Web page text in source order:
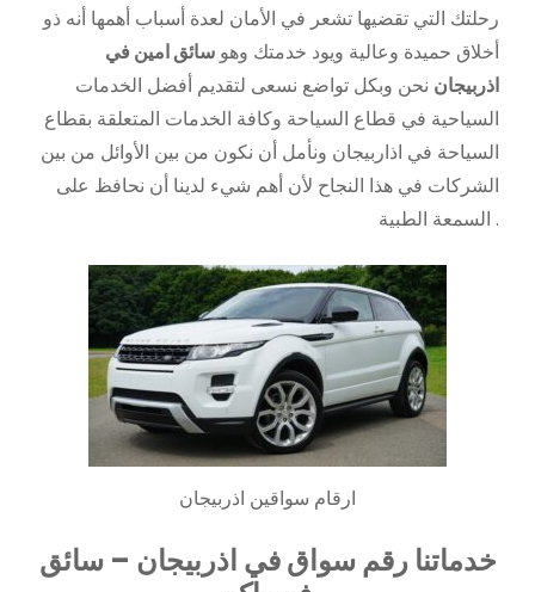
رحلتك التي تقضيها تشعر في الأمان لعدة أسباب أهمها أنه ذو
أخلاق حميدة وعالية ويود خدمتك وهو سائق امين في
اذربيجان نحن وبكل تواضع نسعى لتقديم أفضل الخدمات
السياحية في قطاع السياحة وكافة الخدمات المتعلقة بقطاع
السياحة في اذاربيجان ونأمل أن نكون من بين الأوائل من بين
الشركات في هذا النجاح لأن أهم شيء لدينا أن نحافظ على
السمعة الطبية .
ارقام سواقين اذربيجان
خدماتنا رقم سواق في اذربيجان – سائق